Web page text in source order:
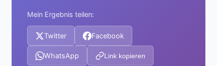
Mein Ergebnis teilen:
Twitter Facebook
WhatsApp Link kopieren